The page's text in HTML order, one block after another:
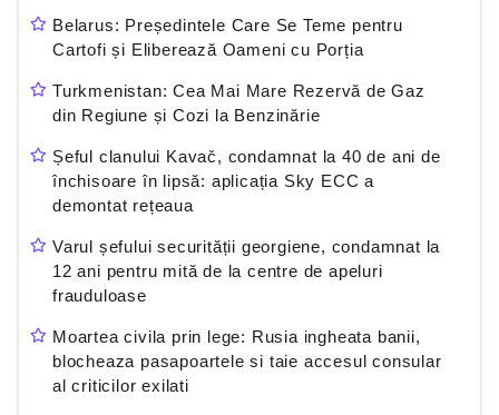
Belarus: Președintele Care Se Teme pentru
Cartofi și Eliberează Oameni cu Porția
Turkmenistan: Cea Mai Mare Rezervă de Gaz
din Regiune și Cozi la Benzinărie
Șeful clanului Kavač, condamnat la 40 de ani de
închisoare în lipsă: aplicația Sky ECC a
demontat rețeaua
Varul șefului securității georgiene, condamnat la
12 ani pentru mită de la centre de apeluri
frauduloase
Moartea civila prin lege: Rusia ingheata banii,
blocheaza pasapoartele si taie accesul consular
al criticilor exilati